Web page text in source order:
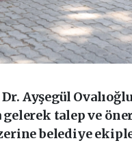
Ayşegül
gelerek talep ve
belediye